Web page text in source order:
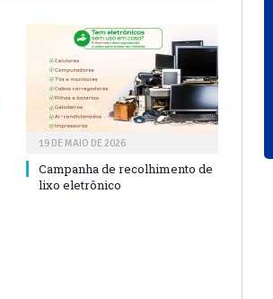
19 DE MAIO DE 2026
Campanha de recolhimento de
lixo eletrônico